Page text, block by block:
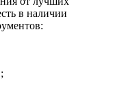
в наличии